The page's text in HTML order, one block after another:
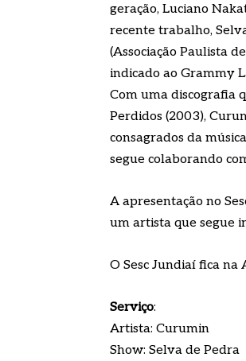
geração, Luciano
recente trabalho,
(Associação Paulista
indicado ao Grammy
Com uma discografia
Perdidos (2003),
consagrados da
segue colaborando
A apresentação no
um artista que segue
O Sesc Jundiaí fica na
Serviço:
Artista: Curumin
Show: Selva de Pedra